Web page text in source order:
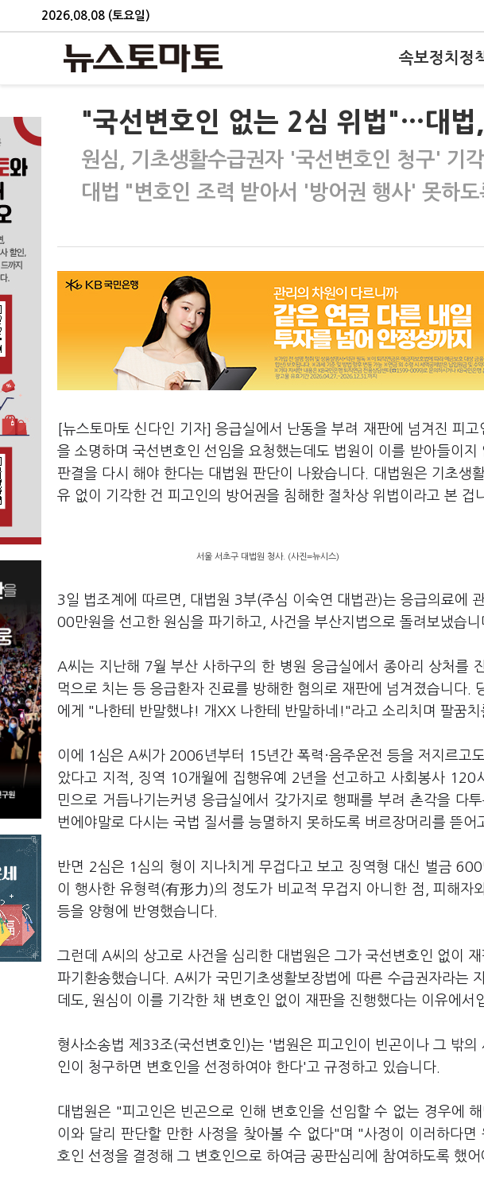
2026.08.08 (토요일)
속보정치 정
"국선변호인 없는 2심 위법"…대법
원심, 기초생활수급권자 '국선변호인 청구' 기
대법 "변호인 조력 받아서 '방어권 행사' 못하
[뉴스토마토 신다인 기자] 응급실에서 난동을 부려 재판에 넘겨진 피
을 소명하며 국선변호인 선임을 요청했는데도 법원이 이를 받아들이
판결을 다시 해야 한다는 대법원 판단이 나왔습니다. 대법원은 기초생
유 없이 기각한 건 피고인의 방어권을 침해한 절차상 위법이라고 본 겁
서울 서초구 대법원 청사. (사진=뉴시스)
3일 법조계에 따르면, 대법원 3부(주심 이숙연 대법관)는 응급의료에
00만원을 선고한 원심을 파기하고, 사건을 부산지법으로 돌려보냈습니
A씨는 지난해 7월 부산 사하구의 한 병원 응급실에서 종아리 상처를
먹으로 치는 등 응급환자 진료를 방해한 혐의로 재판에 넘겨졌습니다.
에게 "나한테 반말했냐! 개XX 나한테 반말하네!"라고 소리치며 팔꿈치
이에 1심은 A씨가 2006년부터 15년간 폭력·음주운전 등을 저지르고
았다고 지적, 징역 10개월에 집행유예 2년을 선고하고 사회봉사 120
민으로 거듭나기는커녕 응급실에서 갖가지로 행패를 부려 촌각을 다
번에야말로 다시는 국법 질서를 능멸하지 못하도록 버르장머리를 뜯어
반면 2심은 1심의 형이 지나치게 무겁다고 보고 징역형 대신 벌금
이 행사한 유형력(有形力)의 정도가 비교적 무겁지 아니한 점, 피해자
등을 양형에 반영했습니다.
그런데 A씨의 상고로 사건을 심리한 대법원은 그가 국선변호인 없이
파기환송했습니다. A씨가 국민기초생활보장법에 따른 수급권자라는
데도, 원심이 이를 기각한 채 변호인 없이 재판을 진행했다는 이유에서
형사소송법 제33조(국선변호인)는 '법원은 피고인이 빈곤이나 그 밖
인이 청구하면 변호인을 선정하여야 한다'고 규정하고 있습니다.
대법원은 "피고인은 빈곤으로 인해 변호인을 선임할 수 없는 경우에
이와 달리 판단할 만한 사정을 찾아볼 수 없다"며 "사정이 이러하다
호인 선정을 결정해 그 변호인으로 하여금 공판심리에 참여하도록 했